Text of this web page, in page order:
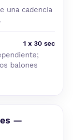
una cadencia
1 x 30 sec
balones
—